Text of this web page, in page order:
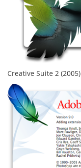
Creative Suite 2 (2005)